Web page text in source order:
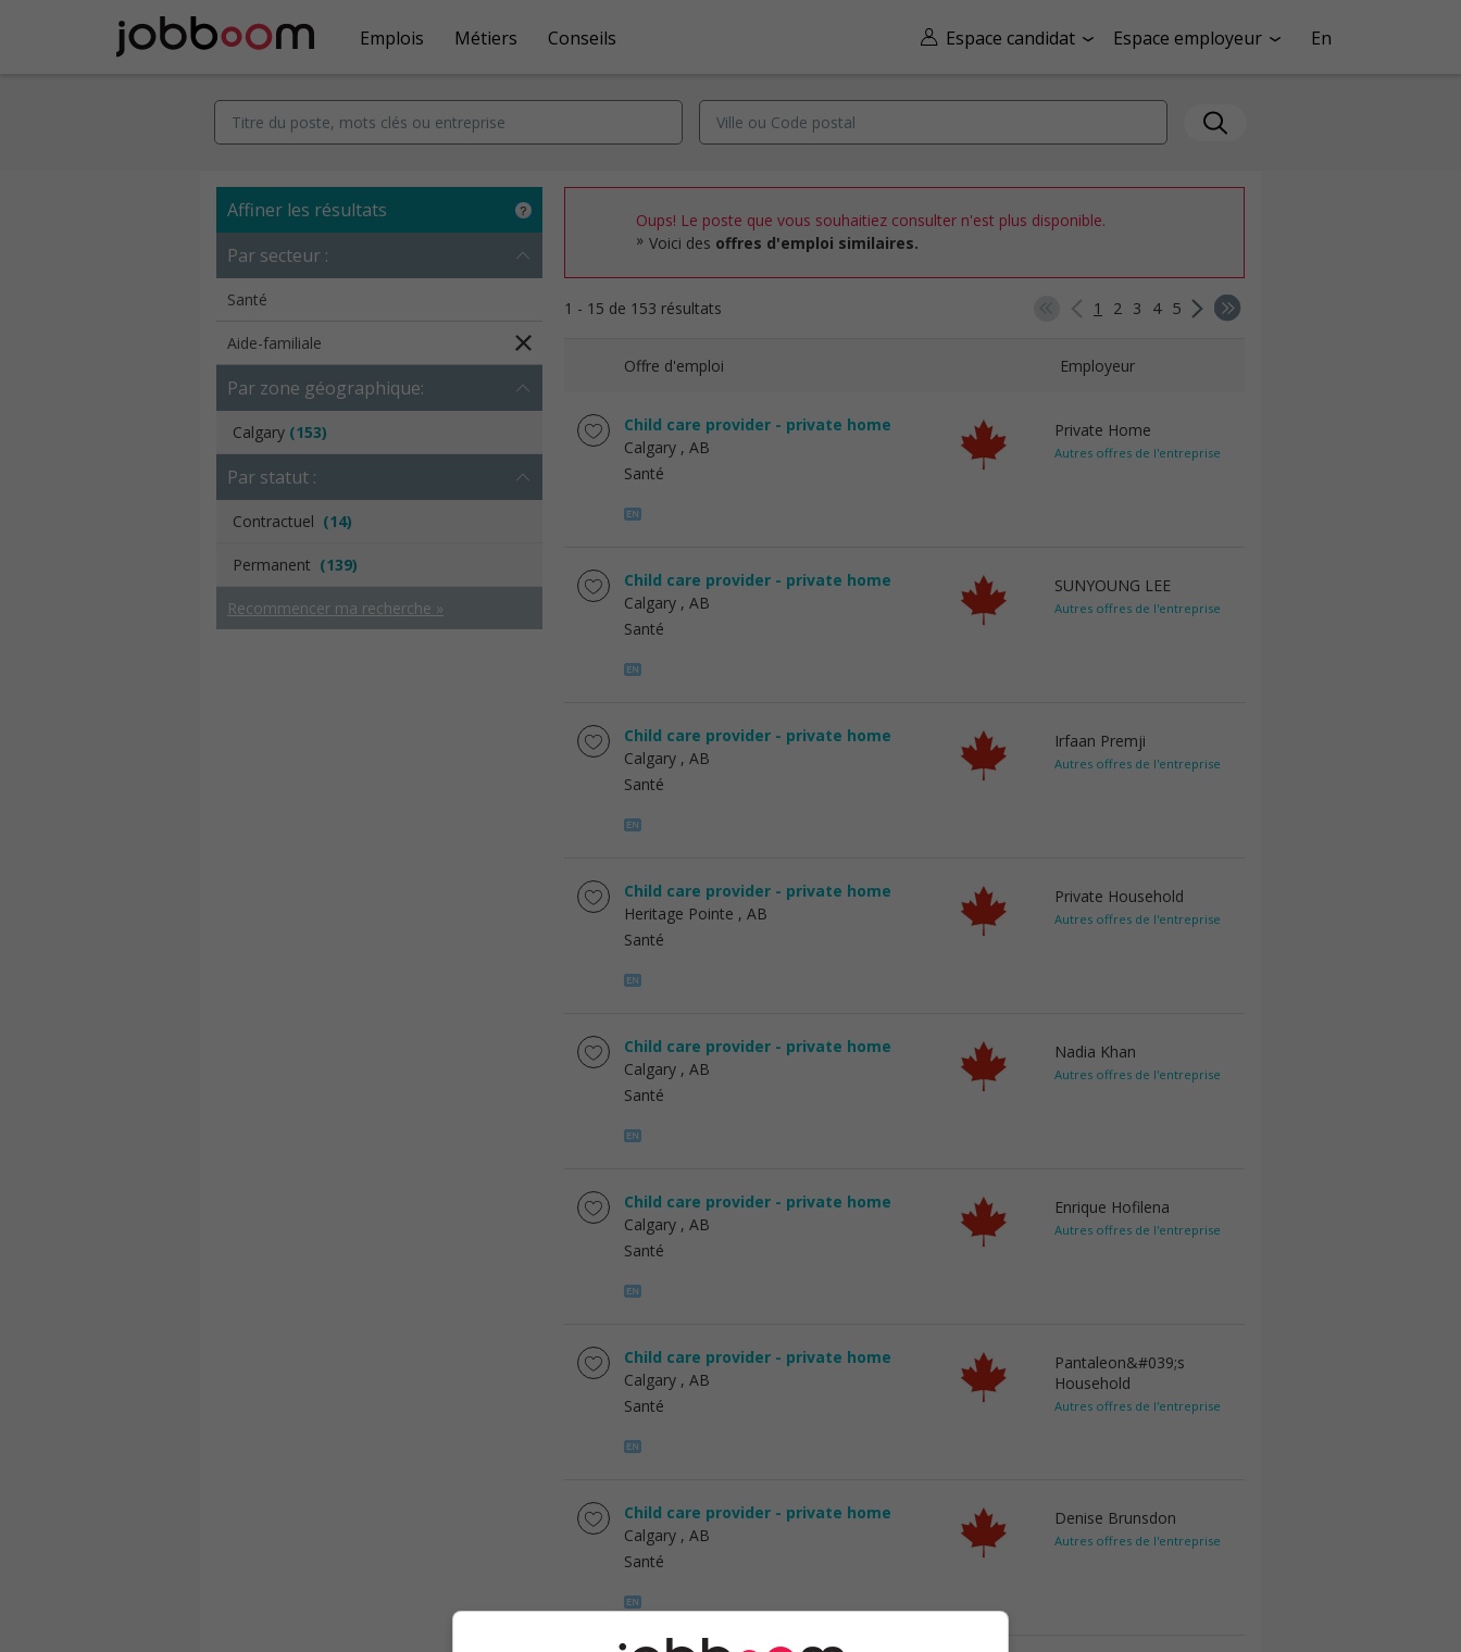
Espace candidat Espace employeur En
Emplois Métiers Conseils
Affiner les résultats
Par secteur :
Santé
Aide-familiale
Par zone géographique:
Calgary (153)
Par statut :
Contractuel (14)
Permanent (139)
Recommencer ma recherche »
Oups! Le poste que vous souhaitiez consulter n'est plus disponible.
Voici des offres d'emploi similaires.
1 - 15 de 153 résultats 1 2 3 4 5
Offre d'emploi Employeur
Child care provider - private home
Calgary , AB
Santé
Private Home
Autres offres de l'entreprise
Child care provider - private home
Calgary , AB
Santé
SUNYOUNG LEE
Autres offres de l'entreprise
Child care provider - private home
Calgary , AB
Santé
Irfaan Premji
Autres offres de l'entreprise
Child care provider - private home
Heritage Pointe , AB
Santé
Private Household
Autres offres de l'entreprise
Child care provider - private home
Calgary , AB
Santé
Nadia Khan
Autres offres de l'entreprise
Child care provider - private home
Calgary , AB
Santé
Enrique Hofilena
Autres offres de l'entreprise
Child care provider - private home
Calgary , AB
Santé
Pantaleon&#039;s
Household
Autres offres de l'entreprise
Child care provider - private home
Calgary , AB
Santé
Denise Brunsdon
Autres offres de l'entreprise